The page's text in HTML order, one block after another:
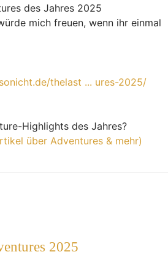
des Jahres 2025
mich freuen, wenn ihr einmal
thelast ... ures-2025/
Highlights des Jahres?
über Adventures & mehr)
2025